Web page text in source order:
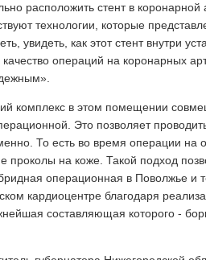
расположить стент в коронарной
технологии, которые
увидеть, как этот стент внутри
качество операций на коронарных
комплекс в этом помещении
Это позволяет
То есть во время операции на
проколы на коже. Такой подход
операционная в Поволжье и
кардиоцентре благодаря
составляющая которого -